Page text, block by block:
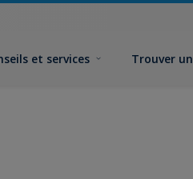
et services Trouver